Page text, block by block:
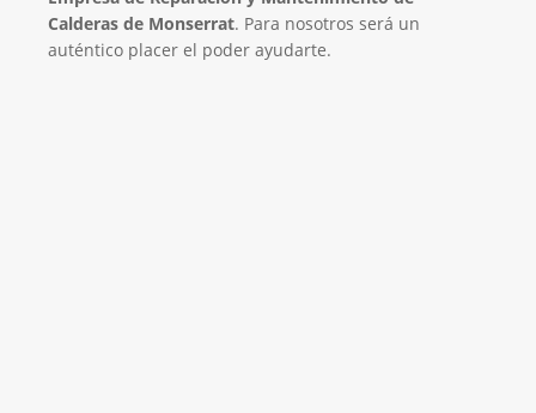
Calderas de Monserrat. Para nosotros será un
auténtico placer el poder ayudarte.